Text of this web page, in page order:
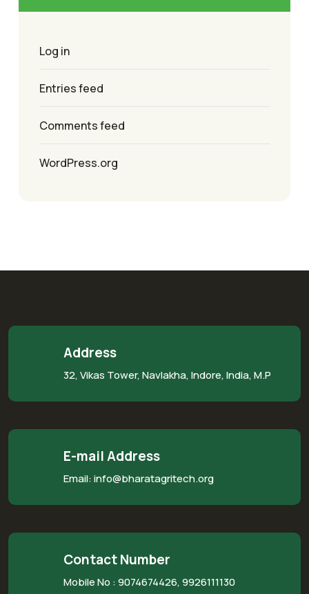
Log in
Entries feed
Comments feed
WordPress.org
Address
32, Vikas Tower, Navlakha, Indore, India, M.P
E-mail Address
Email: info@bharatagritech.org
Contact Number
Mobile No :9074674426, 9926111130